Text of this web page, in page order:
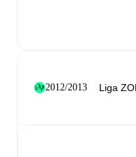
2012/2013